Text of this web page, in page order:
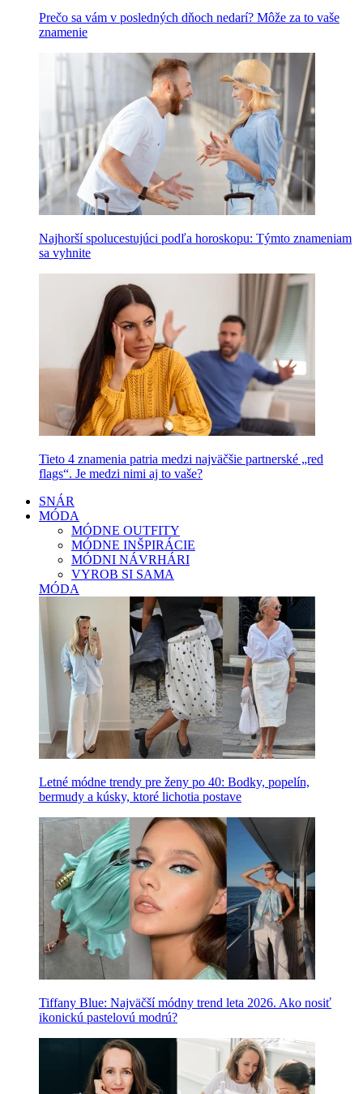
Prečo sa vám v posledných dňoch nedarí? Môže za to vaše
znamenie
Najhorší spolucestujúci podľa horoskopu: Týmto znameniam
sa vyhnite
Tieto 4 znamenia patria medzi najväčšie partnerské „red
flags“. Je medzi nimi aj to vaše?
SNÁR
MÓDA
MÓDNE OUTFITY
MÓDNE INŠPIRÁCIE
MÓDNI NÁVRHÁRI
VYROB SI SAMA
MÓDA
Letné módne trendy pre ženy po 40: Bodky, popelín,
bermudy a kúsky, ktoré lichotia postave
Tiffany Blue: Najväčší módny trend leta 2026. Ako nosiť
ikonickú pastelovú modrú?